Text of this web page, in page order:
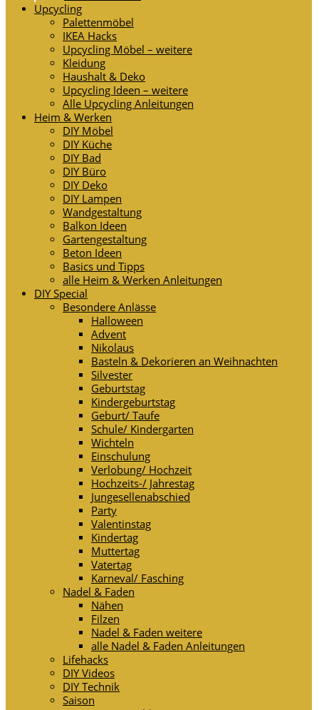
Upcycling
Palettenmöbel
IKEA Hacks
Upcycling Möbel – weitere
Kleidung
Haushalt & Deko
Upcycling Ideen – weitere
Alle Upcycling Anleitungen
Heim & Werken
DIY Möbel
DIY Küche
DIY Bad
DIY Büro
DIY Deko
DIY Lampen
Wandgestaltung
Balkon Ideen
Gartengestaltung
Beton Ideen
Basics und Tipps
alle Heim & Werken Anleitungen
DIY Special
Besondere Anlässe
Halloween
Advent
Nikolaus
Basteln & Dekorieren an Weihnachten
Silvester
Geburtstag
Kindergeburtstag
Geburt/ Taufe
Schule/ Kindergarten
Wichteln
Einschulung
Verlobung/ Hochzeit
Hochzeits-/ Jahrestag
Jungesellenabschied
Party
Valentinstag
Kindertag
Muttertag
Vatertag
Karneval/ Fasching
Nadel & Faden
Nähen
Filzen
Nadel & Faden weitere
alle Nadel & Faden Anleitungen
Lifehacks
DIY Videos
DIY Technik
Saison